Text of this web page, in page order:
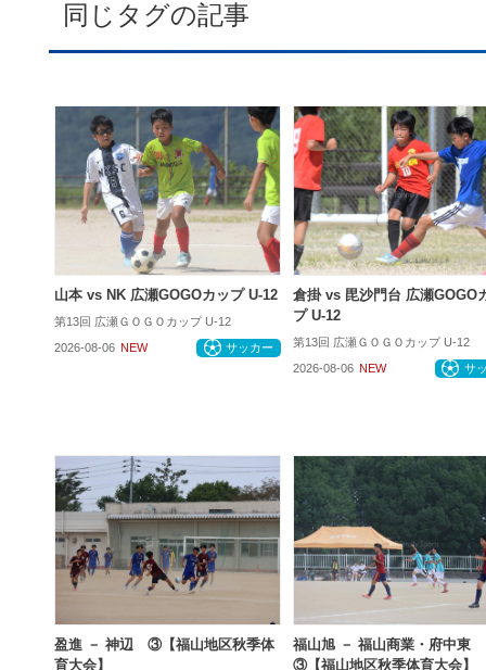
同じタグの記事
山本 vs NK 広瀬GOGOカップ U-12
第13回 広瀬ＧＯＧＯカップ U-12
2026-08-06 NEW サッカー
倉掛 vs 毘沙門台 広瀬GOGO
プ U-12
第13回 広瀬ＧＯＧＯカップ U-12
2026-08-06 NEW サ
盈進 － 神辺 ③【福山地区秋季体
育大会】
福山旭 － 福山商業・府中東
③【福山地区秋季体育大会】